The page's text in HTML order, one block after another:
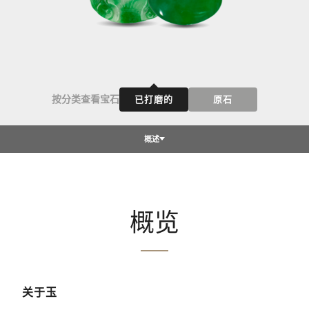
按分类查看宝石 已打磨的 原石
概述
概览
关于玉